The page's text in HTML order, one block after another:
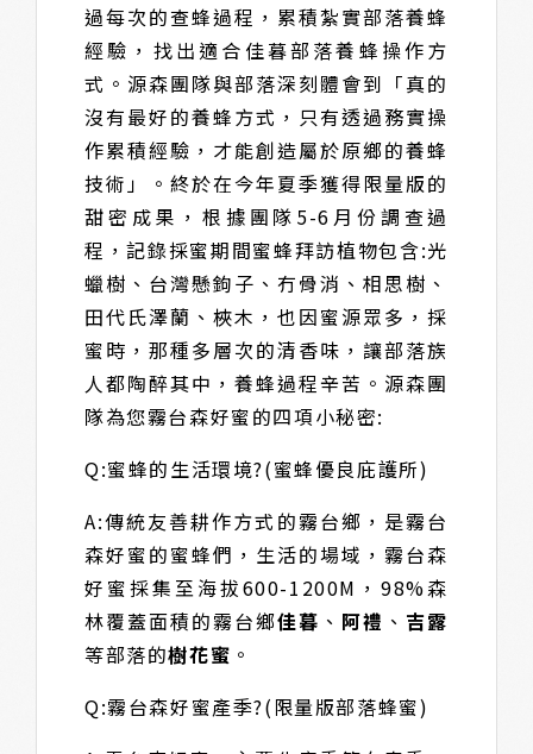
過每次的查蜂過程，累積紮實部落養蜂
經驗，找出適合佳暮部落養蜂操作方
式。源森團隊與部落深刻體會到「真的
沒有最好的養蜂方式，只有透過務實操
作累積經驗，才能創造屬於原鄉的養蜂
技術」。終於在今年夏季獲得限量版的
甜密成果，根據團隊5-6月份調查過
程，記錄採蜜期間蜜蜂拜訪植物包含:光
蠟樹、台灣懸鉤子、冇骨消、相思樹、
田代氏澤蘭、梜木，也因蜜源眾多，採
蜜時，那種多層次的清香味，讓部落族
人都陶醉其中，養蜂過程辛苦。源森團
隊為您霧台森好蜜的四項小秘密:
Q:蜜蜂的生活環境?(蜜蜂優良庇護所)
A:傳統友善耕作方式的霧台鄉，是霧台
森好蜜的蜜蜂們，生活的場域，霧台森
好蜜採集至海拔600-1200M，98%森
林覆蓋面積的霧台鄉佳暮 、 阿禮 、 吉露
等部落的樹花蜜 。
Q:霧台森好蜜產季?(限量版部落蜂蜜)